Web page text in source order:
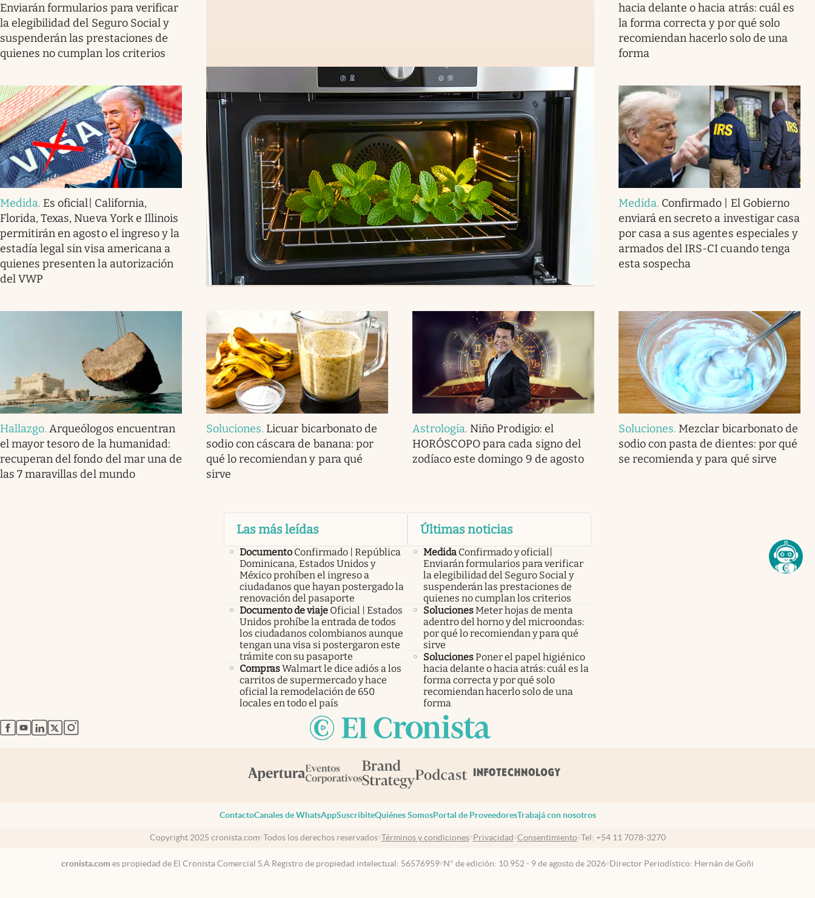
Enviarán formularios para verificar
la elegibilidad del Seguro Social y
suspenderán las prestaciones de
quienes no cumplan los criterios
hacia delante o hacia atrás: cuál es
la forma correcta y por qué solo
recomiendan hacerlo solo de una
forma
Medida. Es oficial| California,
Florida, Texas, Nueva York e Illinois
permitirán en agosto el ingreso y la
estadía legal sin visa americana a
quienes presenten la autorización
del VWP
Medida. Confirmado | El Gobierno
enviará en secreto a investigar casa
por casa a sus agentes especiales y
armados del IRS-CI cuando tenga
esta sospecha
Hallazgo.Arqueólogos encuentran
el mayor tesoro de la humanidad:
recuperan del fondo del mar una de
las 7 maravillas del mundo
Soluciones. Licuar bicarbonato de
sodio con cáscara de banana: por
qué lo recomiendan y para qué
sirve
Astrología. Niño Prodigio: el
HORÓSCOPO para cada signo del
zodíaco este domingo 9 de agosto
Soluciones. Mezclar bicarbonato de
sodio con pasta de dientes: por qué
se recomienda y para qué sirve
Las más leídas
Documento Confirmado | República
Dominicana, Estados Unidos y
México prohíben el ingreso a
ciudadanos que hayan postergado la
renovación del pasaporte
Documento de viaje Oficial | Estados
Unidos prohíbe la entrada de todos
los ciudadanos colombianos aunque
tengan una visa si postergaron este
trámite con su pasaporte
ComprasWalmart le dice adiós a los
carritos de supermercado y hace
oficial la remodelación de 650
locales en todo el país
Últimas noticias
Medida Confirmado y oficial|
Enviarán formularios para verificar
la elegibilidad del Seguro Social y
suspenderán las prestaciones de
quienes no cumplan los criterios
SolucionesMeter hojas de menta
adentro del horno y del microondas:
por qué lo recomiendan y para qué
sirve
SolucionesPoner el papel higiénico
hacia delante o hacia atrás: cuál es la
forma correcta y por qué solo
recomiendan hacerlo solo de una
forma
abre en nueva pestaña
abre en nueva pestaña
abre en nueva pestaña
abre en nueva pestaña
abre en nueva pestaña
ContactoCanales de WhatsAppSuscribiteQuiénes SomosPortal de ProveedoresTrabajá con nosotros
Copyright 2025 cronista.com Todos los derechos reservados Términos y condiciones Privacidad Consentimiento Tel: +54 11 7078-3270
cronista.com es propiedad de El Cronista Comercial S.A Registro de propiedad intelectual: 56576959 N° de edición: 10.952 - 9 de agosto de 2026 Director Periodístico: Hernán de Goñi